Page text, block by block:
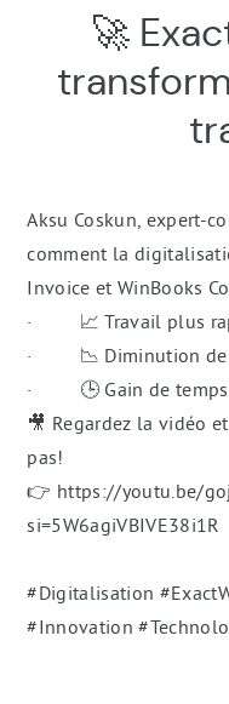
🚀
Aksu Coskun, expert-
comment la
Invoice et WinBooks
· 📈 Travail plus
· 📉 Diminution de
· 🕒 Gain de temps
🎥 Regardez la vidéo
pas!
👉 https://youtu.be/
si=5W6agiVBIVE38i1R
#Digitalisation
#Innovation